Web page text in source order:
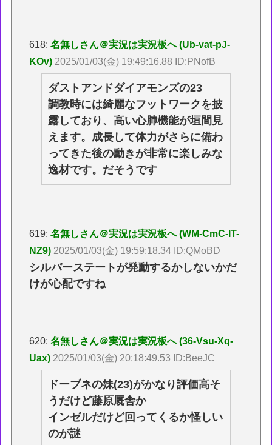
618:名無しさん＠実況は実況板へ (Ub-vat-pJ-
KOv) 2025/01/03(金) 19:49:16.88 ID:PNofB
ダストアンドダイアモンズの23
調教時には綺麗なフットワークを披
露しており、高い心肺機能が垣間見
えます。成長して体力がさらに備わ
ってきた後の動きが非常に楽しみな
逸材です。だそうです
619:名無しさん＠実況は実況板へ (WM-CmC-IT-
NZ9) 2025/01/03(金) 19:59:18.34 ID:QMoBD
シルバーステートが発動するかしないかだ
けが心配ですね
620:名無しさん＠実況は実況板へ (36-Vsu-Xq-
Uax) 2025/01/03(金) 20:18:49.53 ID:BeeJC
ドーブネの妹(23)がかなり評価高そ
うだけど藤原厩舎か
インゼルだけど回ってくるか怪しい
のが謎